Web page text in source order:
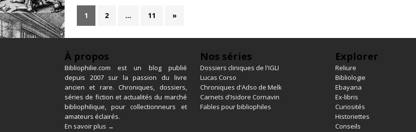
1 2 … 11 »
À propos
Bibliophilie.com est un blog publié
depuis 2007 sur la passion du livre
ancien et rare. Chroniques, dossiers,
séries de fiction et actualités du marché
bibliophilique, pour collectionneurs et
amateurs éclairés.
En savoir plus →
Nos séries
Dossiers cliniques de l'IGLI
Lucas Corso
Chroniques d'Adso de Melk
Carnets d'Isidore Cornavin
Fables pour bibliophiles
Explorer
Reliure
Bibliologie
Ebayana
Ex-libris
Curiosités
Historiettes
Conseils